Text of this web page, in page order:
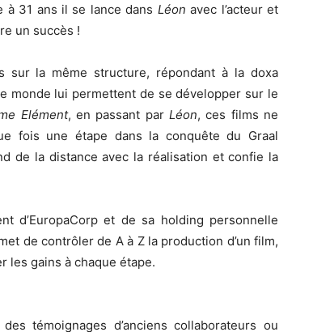
31 ans il se lance dans Léon avec l’acteur et
un succès !
sur la même structure, répondant à la doxa
monde lui permettent de se développer sur le
Elément, en passant par Léon, ces films ne
fois une étape dans la conquête du Graal
de la distance avec la réalisation et confie la
d’EuropaCorp et de sa holding personnelle
de contrôler de A à Z la production d’un film,
les gains à chaque étape.
témoignages d’anciens collaborateurs ou